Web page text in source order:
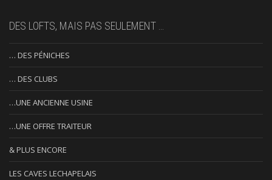
DES LOFTS, MAIS PAS SEULEMENT …
… DES PÉNICHES
… DES CLUBS
…UNE ANCIENNE USINE
…UNE OFFRE TRAITEUR
& PLUS ENCORE
LES CAVES LECHAPELAIS